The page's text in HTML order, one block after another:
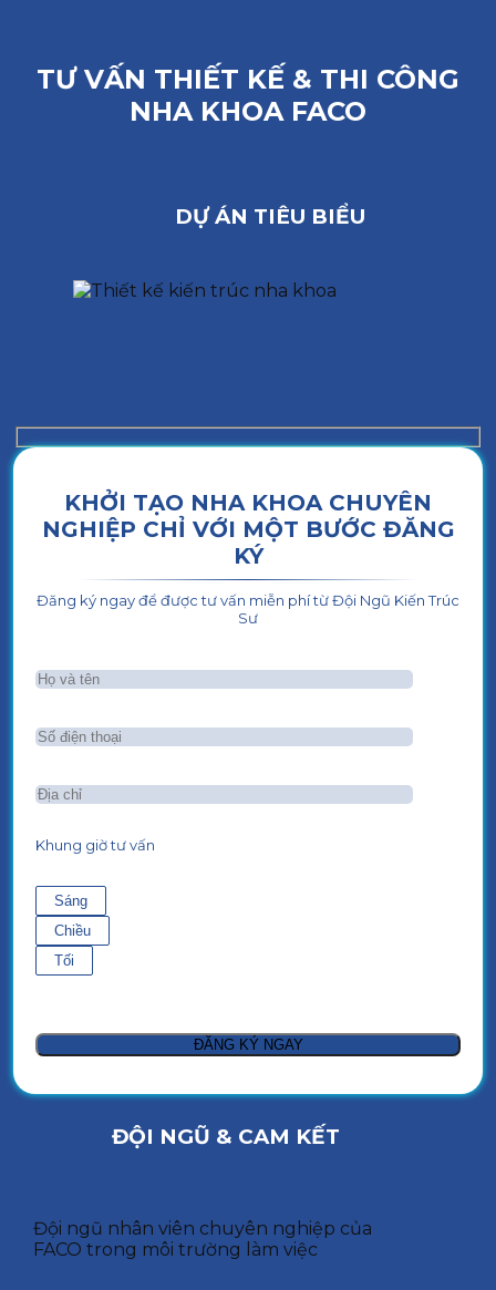
TƯ VẤN THIẾT KẾ & THI CÔNG
NHA KHOA FACO
DỰ ÁN TIÊU BIỂU
KHỞI TẠO NHA KHOA CHUYÊN
NGHIỆP CHỈ VỚI MỘT BƯỚC ĐĂNG
KÝ
Đăng ký ngay để được tư vấn miễn phí từ Đội Ngũ Kiến Trúc
Sư
Khung giờ tư vấn
Sáng
Chiều
Tối
ĐỘI NGŨ & CAM KẾT
Đội ngũ nhân viên chuyên nghiệp của
FACO trong môi trường làm việc